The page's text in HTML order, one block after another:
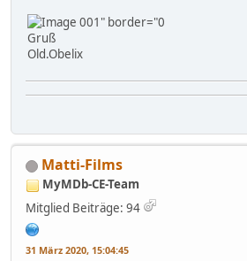
Gruß
Old.Obelix
Matti-Films
MyMDb-CE-Team
Mitglied Beiträge: 94
31 März 2020, 15:04:45